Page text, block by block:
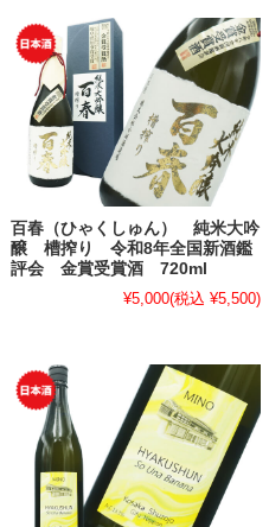
百春（ひゃくしゅん） 純米大吟
醸 槽搾り 令和8年全国新酒鑑
評会 金賞受賞酒 720ml
¥5,000(税込 ¥5,500)